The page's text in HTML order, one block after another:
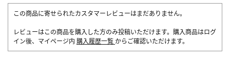
この商品に寄せられたカスタマーレビューはまだありません。
レビューはこの商品を購入した方のみ投稿いただけます。購入商品はログ
イン後、マイページ内 購入履歴一覧 からご確認いただけます。